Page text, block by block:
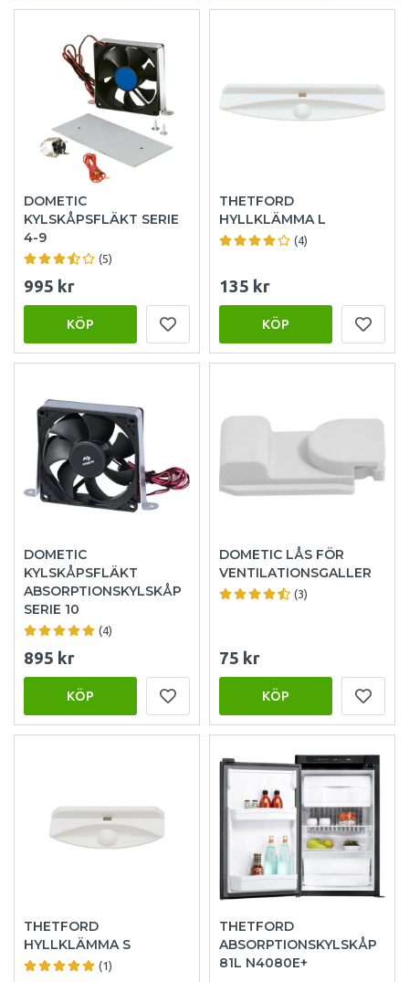
DOMETIC
KYLSKÅPSFLÄKT SERIE
4-9
(5)
995 kr
KÖP
THETFORD
HYLLKLÄMMA L
(4)
135 kr
KÖP
DOMETIC
KYLSKÅPSFLÄKT
ABSORPTIONSKYLSKÅP
SERIE 10
(4)
895 kr
KÖP
DOMETIC LÅS FÖR
VENTILATIONSGALLER
(3)
75 kr
KÖP
THETFORD
HYLLKLÄMMA S
(1)
THETFORD
ABSORPTIONSKYLSKÅP
81L N4080E+